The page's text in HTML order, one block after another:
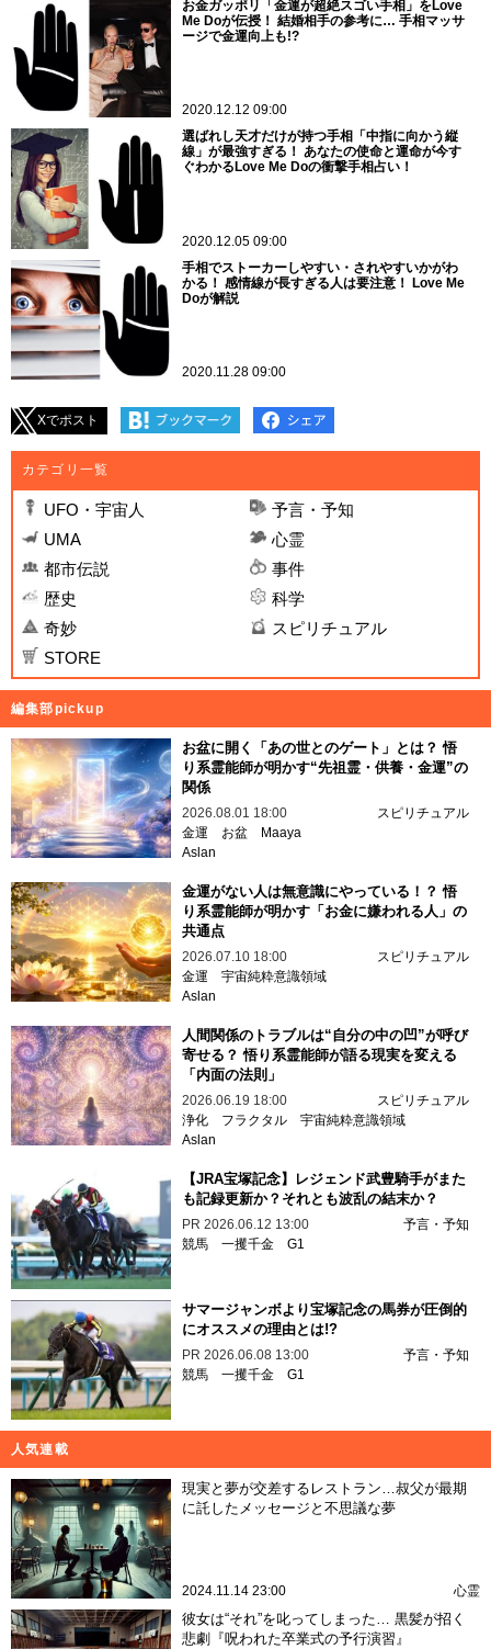
お金ガッポリ「金運が超絶スゴい手相」をLove
Me Doが伝授！ 結婚相手の参考に… 手相マッサ
ージで金運向上も!?
2020.12.12 09:00
選ばれし天才だけが持つ手相「中指に向かう縦
線」が最強すぎる！ あなたの使命と運命が今す
ぐわかるLove Me Doの衝撃手相占い！
2020.12.05 09:00
手相でストーカーしやすい・されやすいかがわ
かる！ 感情線が長すぎる人は要注意！ Love Me
Doが解説
2020.11.28 09:00
Xでポスト
カテゴリ一覧
UFO・宇宙人
予言・予知
UMA
心霊
都市伝説
事件
歴史
科学
奇妙
スピリチュアル
STORE
編集部pickup
お盆に開く「あの世とのゲート」とは？ 悟
り系霊能師が明かす“先祖霊・供養・金運”の
関係
2026.08.01 18:00
スピリチュアル
金運
お盆
Maaya
Aslan
金運がない人は無意識にやっている！？ 悟
り系霊能師が明かす「お金に嫌われる人」の
共通点
2026.07.10 18:00
スピリチュアル
金運 宇宙純粋意識領域
Aslan
人間関係のトラブルは“自分の中の凹”が呼び
寄せる？ 悟り系霊能師が語る現実を変える
「内面の法則」
2026.06.19 18:00
スピリチュアル
浄化
フラクタル 宇宙純粋意識領域
Aslan
【JRA宝塚記念】レジェンド武豊騎手がまた
も記録更新か？それとも波乱の結末か？
PR 2026.06.12 13:00
予言・予知
競馬 一攫千金 G1
サマージャンボより宝塚記念の馬券が圧倒的
にオススメの理由とは!?
PR 2026.06.08 13:00
予言・予知
競馬 一攫千金 G1
人気連載
現実と夢が交差するレストラン…叔父が最期
に託したメッセージと不思議な夢
2024.11.14 23:00 心霊
彼女は“それ”を叱ってしまった… 黒髪が招く
悲劇『呪われた卒業式の予行演習』